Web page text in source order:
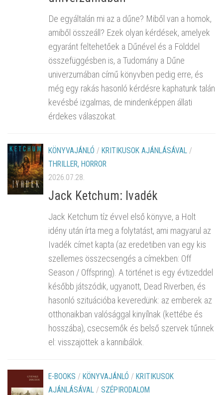
De egyáltalán mi az a dűne? Miből van a homok,
amiből összeáll? Ezek olyan kérdések, amelyek
egyaránt feltehetőek a Dűnével és a Földdel
összefüggésben is, a Tudomány a Dűne
univerzumában című könyvben pedig erre, és
még egy rakás hasonló kérdésre kaphatunk talán
kevésbé izgalmas, de mindenképpen állati
érdekes válaszokat.
KÖNYVAJÁNLÓ / KRITIKUSOK AJÁNLÁSÁVAL /
THRILLER, HORROR
2026.07.28.
Jack Ketchum: Ivadék
Jack Ketchum tíz évvel első könyve, a Holt
idény után írta meg a folytatást, ami magyarul az
Ivadék címet kapta (az eredetiben van egy kis
szellemes összecsengés a címekben: Off
Season / Offspring). A történet is egy évtizeddel
később játszódik, ugyanott, Dead Riverben, és
hasonló szituációba keveredünk: az emberek az
otthonaikban valósággal kinyílnak (kettébe és
hosszába), csecsemők és belső szervek tűnnek
el: visszajöttek a kannibálok.
E-BOOKS / KÖNYVAJÁNLÓ / KRITIKUSOK
AJÁNLÁSÁVAL / SZÉPIRODALOM